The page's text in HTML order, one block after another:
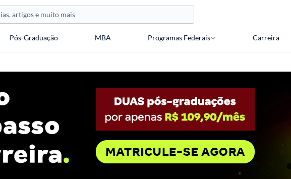
Pós-Graduação MBA Programas Federais Carreira